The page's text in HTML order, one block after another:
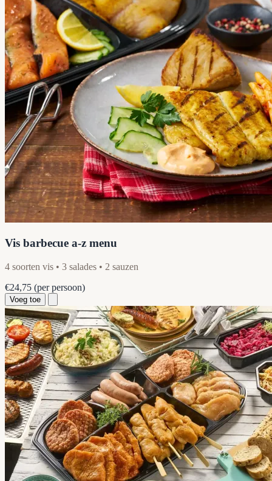
Vis barbecue a-z menu
4 soorten vis • 3 salades • 2 sauzen
€24,75 (per persoon)
Voeg toe